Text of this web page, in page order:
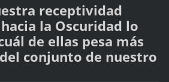
receptividad
la Oscuridad lo
de ellas pesa más
conjunto de nuestro